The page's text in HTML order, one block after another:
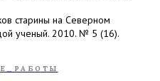
старины на Северном
ученый. 2010. № 5 (16).